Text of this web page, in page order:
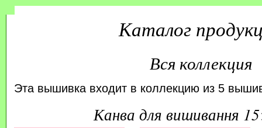
Каталог
Вся коллекция
Эта вышивка входит в коллекцию из 5
канва для вишивання